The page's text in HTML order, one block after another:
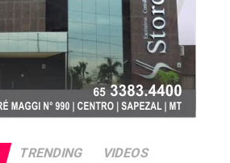
TRENDING VIDEOS